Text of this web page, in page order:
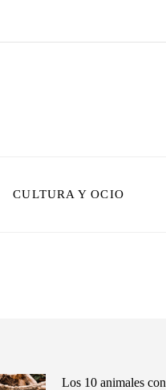
CULTURA Y OCIO
Los 10 animales con